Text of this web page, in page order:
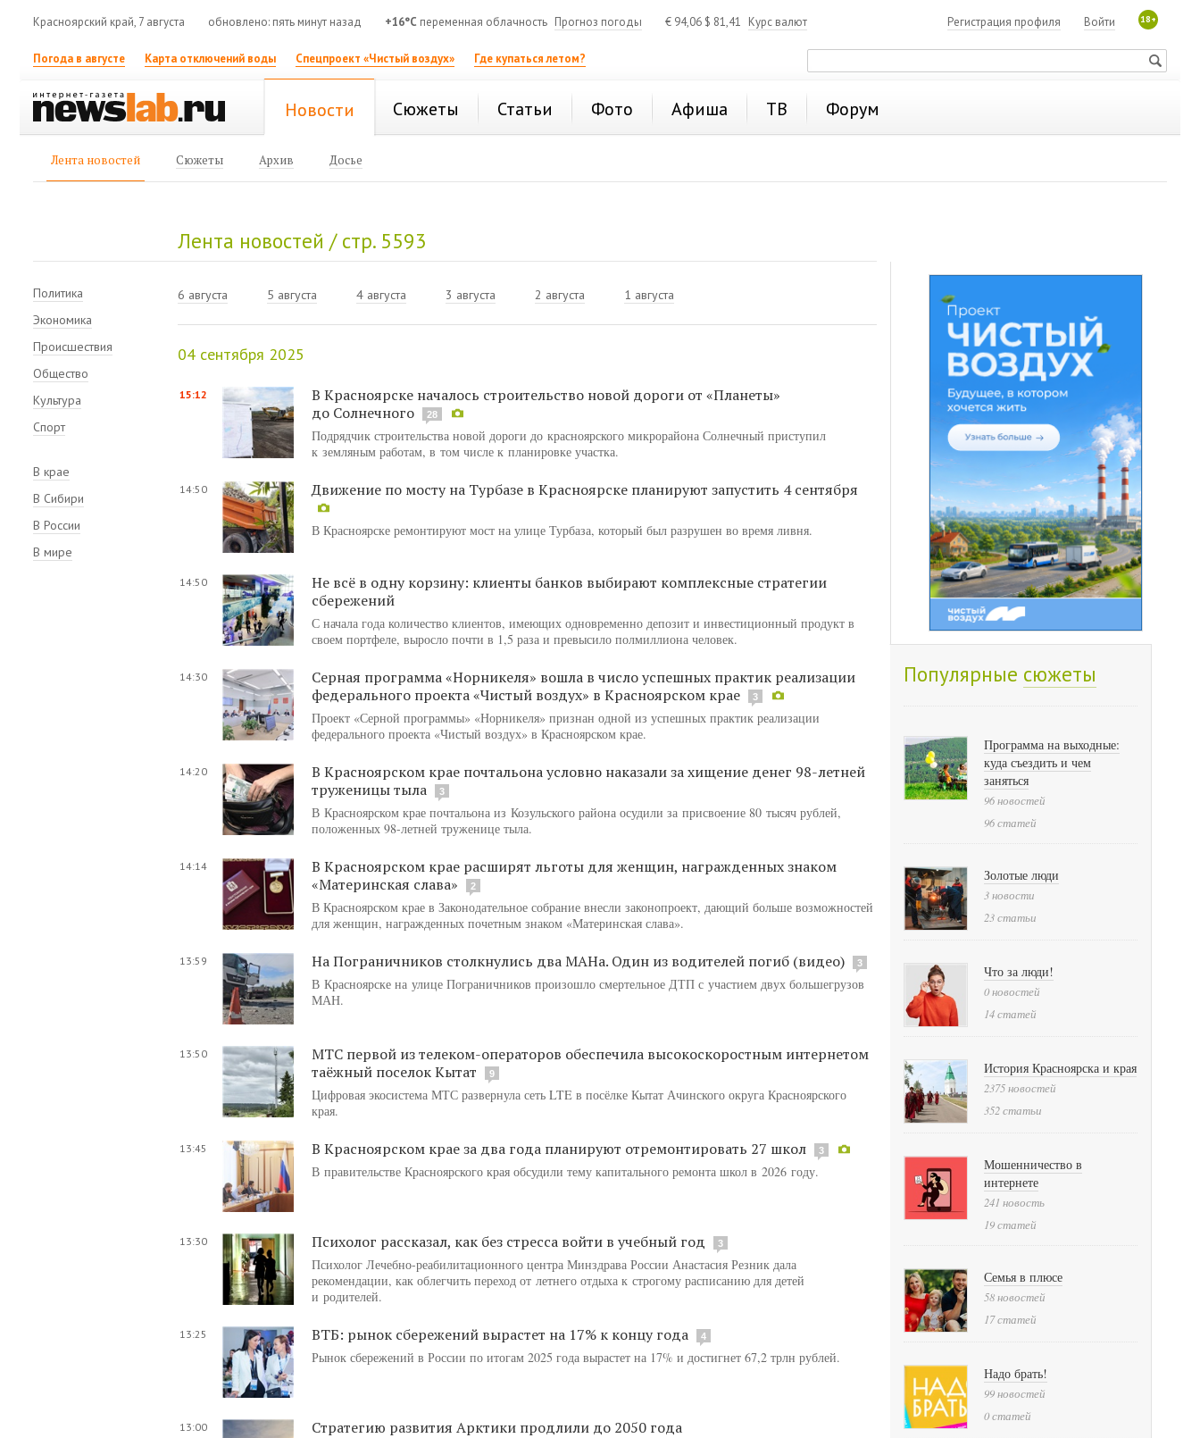
Красноярский край, 7 августа обновлено: пять минут назад +16°C переменная облачность Прогноз погоды € 94,06 $ 81,41 Курс валют 18+
Войти
Регистрация профиля
Погода в августе Карта отключений воды Спецпроект «Чистый воздух» Где купаться летом?
Новости Сюжеты Статьи Фото Афиша ТВ Форум
Лента новостей Сюжеты Архив Досье
Лента новостей / стр. 5593
Политика
Экономика
Происшествия
Общество
Культура
Спорт
В крае
В Сибири
В России
В мире
6 августа 5 августа 4 августа 3 августа 2 августа 1 августа
04 сентября 2025
15:12
В Красноярске началось строительство новой дороги от «Планеты»
до Солнечного
28
Подрядчик строительства новой дороги до красноярского микрорайона Солнечный приступил
к земляным работам, в том числе к планировке участка.
14:50 Движение по мосту на Турбазе в Красноярске планируют запустить 4 сентября
В Красноярске ремонтируют мост на улице Турбаза, который был разрушен во время ливня.
14:50
Не всё в одну корзину: клиенты банков выбирают комплексные стратегии
сбережений
С начала года количество клиентов, имеющих одновременно депозит и инвестиционный продукт в
своем портфеле, выросло почти в 1,5 раза и превысило полмиллиона человек.
14:30
Серная программа «Норникеля» вошла в число успешных практик реализации
федерального проекта «Чистый воздух» в Красноярском крае
3
Проект «Серной программы» «Норникеля» признан одной из успешных практик реализации
федерального проекта «Чистый воздух» в Красноярском крае.
14:20
В Красноярском крае почтальона условно наказали за хищение денег 98-летней
труженицы тыла
3
В Красноярском крае почтальона из Козульского района осудили за присвоение 80 тысяч рублей,
положенных 98-летней труженице тыла.
14:14
В Красноярском крае расширят льготы для женщин, награжденных знаком
«Материнская слава»
2
В Красноярском крае в Законодательное собрание внесли законопроект, дающий больше возможностей
для женщин, награжденных почетным знаком «Материнская слава».
13:59 На Пограничников столкнулись два МАНа. Один из водителей погиб (видео) 3
В Красноярске на улице Пограничников произошло смертельное ДТП с участием двух большегрузов
МАН.
13:50
МТС первой из телеком-операторов обеспечила высокоскоростным интернетом
таёжный поселок Кытат
9
Цифровая экосистема МТС развернула сеть LTE в посёлке Кытат Ачинского округа Красноярского
края.
13:45 В Красноярском крае за два года планируют отремонтировать 27 школ 3
В правительстве Красноярского края обсудили тему капитального ремонта школ в 2026 году.
13:30 Психолог рассказал, как без стресса войти в учебный год 3
Психолог Лечебно-реабилитационного центра Минздрава России Анастасия Резник дала
рекомендации, как облегчить переход от летнего отдыха к строгому расписанию для детей
и родителей.
13:25 ВТБ: рынок сбережений вырастет на 17% к концу года 4
Рынок сбережений в России по итогам 2025 года вырастет на 17% и достигнет 67,2 трлн рублей.
13:00 Стратегию развития Арктики продлили до 2050 года
Популярные сюжеты
Программа на выходные:
куда съездить и чем
заняться
96 новостей
96 статей
Золотые люди
3 новости
23 статьи
Что за люди!
0 новостей
14 статей
История Красноярска и края
2375 новостей
352 статьи
Мошенничество в
интернете
241 новость
19 статей
Семья в плюсе
58 новостей
17 статей
Надо брать!
99 новостей
0 статей